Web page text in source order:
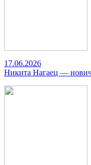
17.06.2026
Никита Нагаец —